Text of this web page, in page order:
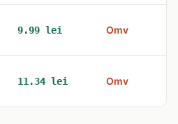
9.99 lei Omv
11.34 lei Omv